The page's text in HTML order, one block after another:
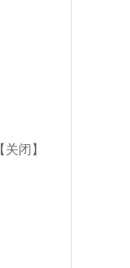
【 关闭 】